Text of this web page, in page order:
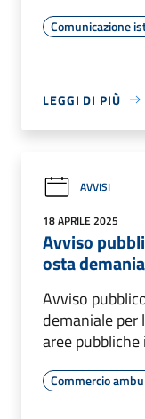
Comunicazione
LEGGI DI PIÙ
AVVISI
18 APRILE 2025
Avviso
osta
Avviso
demaniale per
aree
Commercio